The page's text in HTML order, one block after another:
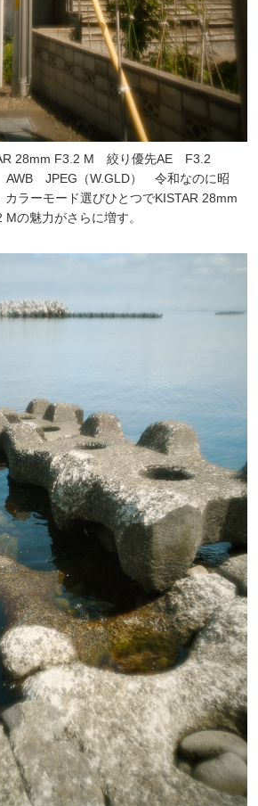
28mm F3.2 M 絞り優先AE F3.2
JPEG（W.GLD） 令和なのに昭
ラーモード選びひとつでKISTAR 28mm
Mの魅力がさらに増す。